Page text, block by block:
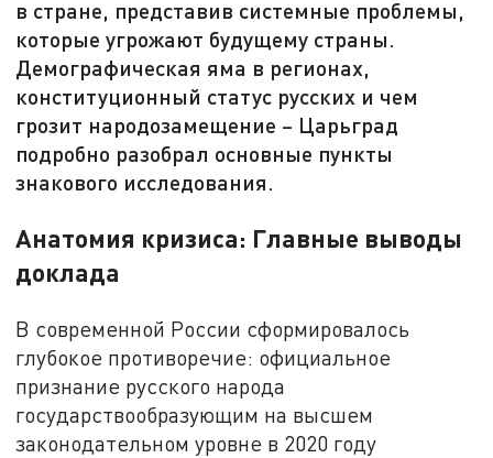
в стране, представив системные проблемы,
которые угрожают будущему страны.
Демографическая яма в регионах,
конституционный статус русских и чем
грозит народозамещение – Царьград
подробно разобрал основные пункты
знакового исследования.
Анатомия кризиса: Главные выводы
доклада
В современной России сформировалось
глубокое противоречие: официальное
признание русского народа
государствообразующим на высшем
законодательном уровне в 2020 году